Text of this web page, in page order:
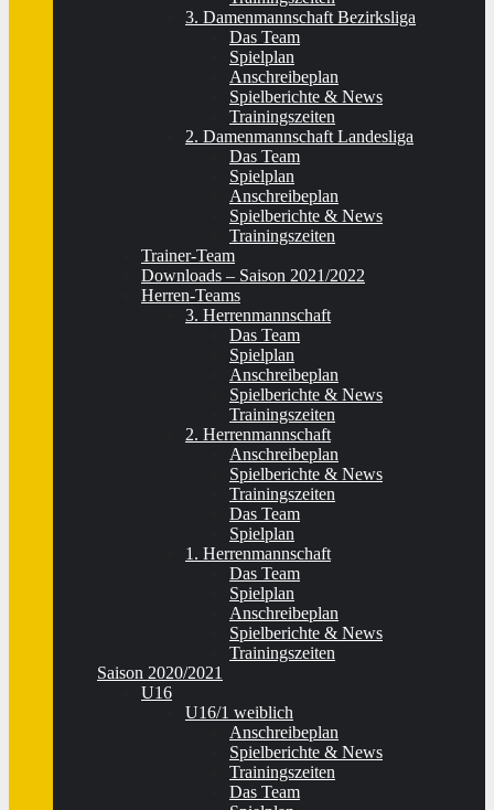
3. Damenmannschaft Bezirksliga
Das Team
Spielplan
Anschreibeplan
Spielberichte & News
Trainingszeiten
2. Damenmannschaft Landesliga
Das Team
Spielplan
Anschreibeplan
Spielberichte & News
Trainingszeiten
Trainer-Team
Downloads – Saison 2021/2022
Herren-Teams
3. Herrenmannschaft
Das Team
Spielplan
Anschreibeplan
Spielberichte & News
Trainingszeiten
2. Herrenmannschaft
Anschreibeplan
Spielberichte & News
Trainingszeiten
Das Team
Spielplan
1. Herrenmannschaft
Das Team
Spielplan
Anschreibeplan
Spielberichte & News
Trainingszeiten
Saison 2020/2021
U16
U16/1 weiblich
Anschreibeplan
Spielberichte & News
Trainingszeiten
Das Team